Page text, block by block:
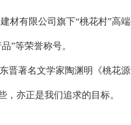
材有限公司旗下“桃花村”高
”等荣誉称号。
晋著名文学家陶渊明《桃花
，亦正是我们追求的目标。